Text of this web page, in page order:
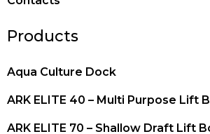
Products
Aqua Culture Dock
ARK ELITE 40 – Multi Purpose Lift
ARK ELITE 70 – Shallow Draft Lift